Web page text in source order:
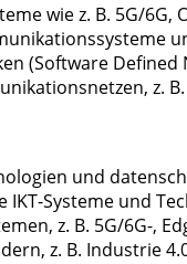
wie z. B. 5G/6G,
(Software Defined
z.
und
Systeme und
z. B. 5G/6G-,
z. B. Industrie